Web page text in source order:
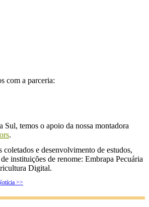
com a parceria:
Sul, temos o apoio da nossa montadora
.
coletados e desenvolvimento de estudos,
instituições de renome: Embrapa Pecuária
Digital.
>>